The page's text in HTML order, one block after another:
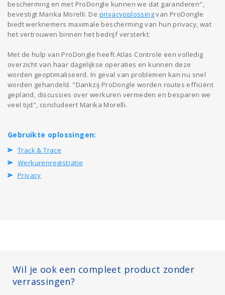
bescherming en met ProDongle kunnen we dat garanderen",
bevestigt Marika Morelli. De privacyoplossingvan ProDongle
biedt werknemers maximale bescherming van hun privacy, wat
het vertrouwen binnen het bedrijf versterkt.
Met de hulp van ProDongle heeft Atlas Controle een volledig
overzicht van haar dagelijkse operaties en kunnen deze
worden geoptimaliseerd. In geval van problemen kan nu snel
worden gehandeld. "Dankzij ProDongle worden routes efficiënt
gepland, discussies over werkuren vermeden en besparen we
veel tijd", concludeert Marika Morelli.
Gebruikte oplossingen:
Track & Trace
Werkurenregistratie
Privacy
Wil je ook een compleet product zonder
verrassingen?